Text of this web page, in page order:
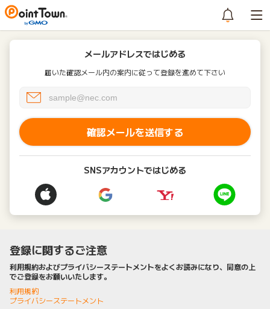
メールアドレスではじめる
届いた確認メール内の案内に従って登録を進めて下さい
確認メールを送信する
SNSアカウントではじめる
登録に関するご注意
利用規約およびプライバシーステートメントをよくお読みになり、同意の上
でご登録をお願いいたします。
利用規約
プライバシーステートメント